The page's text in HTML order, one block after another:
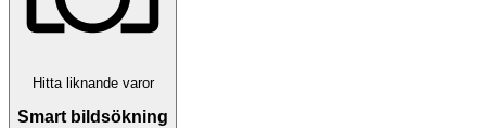
Hitta liknande varor
Smart bildsökning